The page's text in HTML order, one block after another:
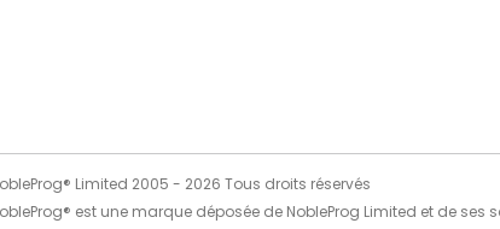
Limited 2005 - 2026 Tous droits réservés
est une marque déposée de NobleProg Limited et de ses